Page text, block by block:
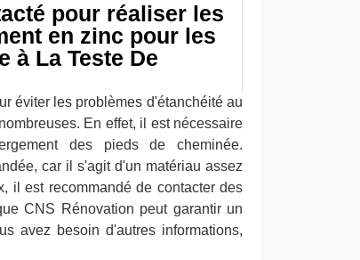
pour réaliser les
en zinc pour les
à La Teste De
éviter les problèmes d'étanchéité au
En effet, il est nécessaire
des pieds de cheminée.
car il s'agit d'un matériau assez
il est recommandé de contacter des
CNS Rénovation peut garantir un
avez besoin d'autres informations,